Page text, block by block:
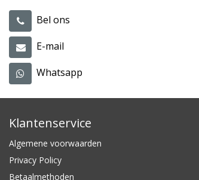
Bel ons
E-mail
Whatsapp
Klantenservice
Algemene voorwaarden
Privacy Policy
Betaalmethoden